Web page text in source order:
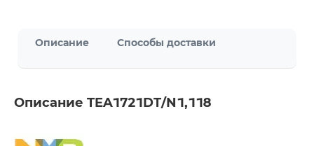
Описание Способы доставки
Описание TEA1721DT/N1,118